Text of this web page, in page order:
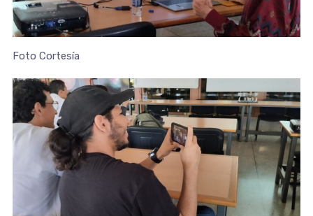
Foto Cortesía